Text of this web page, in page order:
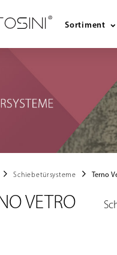
Sortiment
chevron_right Schiebetürsysteme chevron_right Terno
VETRO